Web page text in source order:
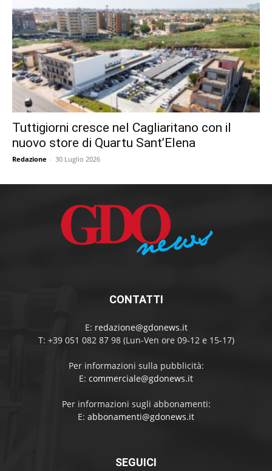
Tuttigiorni cresce nel Cagliaritano con il
nuovo store di Quartu Sant’Elena
Redazione - 30 Luglio 2026
CONTATTI
E: redazione@gdonews.it
T: +39 051 082 87 98 (Lun-Ven ore 09-12 e 15-17)
Per informazioni sulla pubblicità:
E: commerciale@gdonews.it
Per informazioni sugli abbonamenti:
E: abbonamenti@gdonews.it
SEGUICI